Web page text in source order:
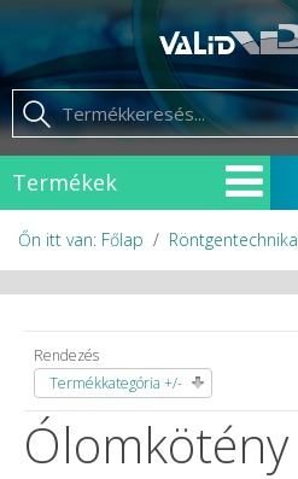
Termékek
Őn itt van: Főlap Röntgentechnika
Rendezés
Termékkategória +/-
Ólomkötény